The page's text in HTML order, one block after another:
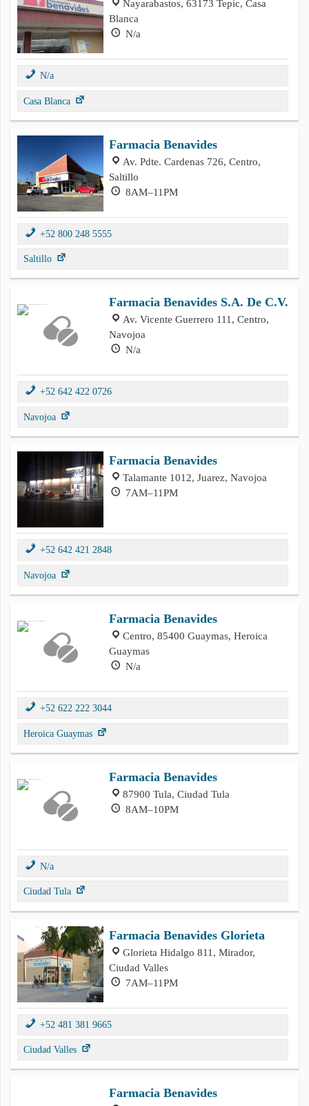
Nayarabastos, 63173 Tepic, Casa
Blanca
N/a
N/a
Casa Blanca
Farmacia Benavides
Av. Pdte. Cardenas 726, Centro,
Saltillo
8AM–11PM
+52 800 248 5555
Saltillo
Farmacia Benavides S.A. De C.V.
Av. Vicente Guerrero 111, Centro,
Navojoa
N/a
+52 642 422 0726
Navojoa
Farmacia Benavides
Talamante 1012, Juarez, Navojoa
7AM–11PM
+52 642 421 2848
Navojoa
Farmacia Benavides
Centro, 85400 Guaymas, Heroica
Guaymas
N/a
+52 622 222 3044
Heroica Guaymas
Farmacia Benavides
87900 Tula, Ciudad Tula
8AM–10PM
N/a
Ciudad Tula
Farmacia Benavides Glorieta
Glorieta Hidalgo 811, Mirador,
Ciudad Valles
7AM–11PM
+52 481 381 9665
Ciudad Valles
Farmacia Benavides